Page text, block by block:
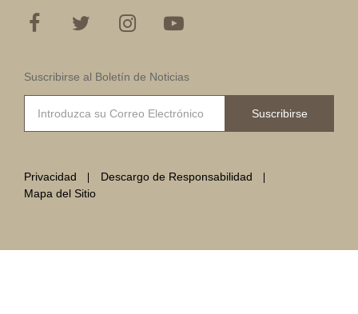
Suscribirse al Boletín de Noticias
Suscribirse
Privacidad
Descargo de Responsabilidad
Mapa del Sitio